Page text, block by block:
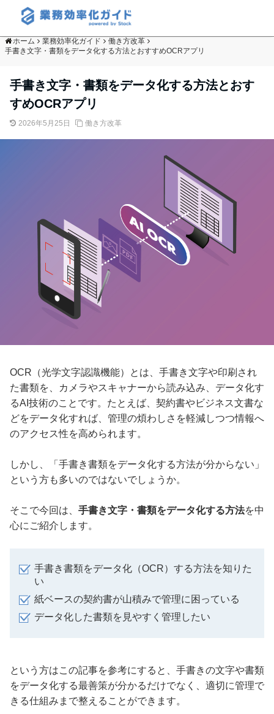
ホーム 業務効率化ガイド
働き方改革
手書き文字・書類をデータ化する方法とおすすめOCRアプリ
手書き文字・書類をデータ化する方法とおす
すめOCRアプリ
2026年5月25日 働き方改革
OCR（光学文字認識機能）とは、手書き文字や印刷され
た書類を、カメラやスキャナーから読み込み、データ化す
るAI技術のことです。たとえば、契約書やビジネス文書な
どをデータ化すれば、管理の煩わしさを軽減しつつ情報へ
のアクセス性を高められます。
しかし、「手書き書類をデータ化する方法が分からない」
という方も多いのではないでしょうか。
そこで今回は、 手書き文字・書類をデータ化する方法を中
心にご紹介します。
手書き書類をデータ化（OCR）する方法を知りた
い
紙ベースの契約書が山積みで管理に困っている
データ化した書類を見やすく管理したい
という方はこの記事を参考にすると、手書きの文字や書類
をデータ化する最善策が分かるだけでなく、適切に管理で
きる仕組みまで整えることができます。